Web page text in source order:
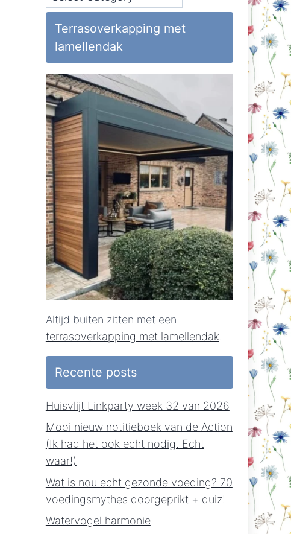
op
Huisvlijt
Terrasoverkapping met
lamellendak
Altijd buiten zitten met een
terrasoverkapping met lamellendak.
Recente posts
Huisvlijt Linkparty week 32 van 2026
Mooi nieuw notitieboek van de Action
(Ik had het ook echt nodig. Echt
waar!)
Wat is nou echt gezonde voeding? 70
voedingsmythes doorgeprikt + quiz!
Watervogel harmonie